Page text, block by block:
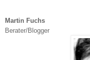
Martin Fuchs
Berater/Blogger